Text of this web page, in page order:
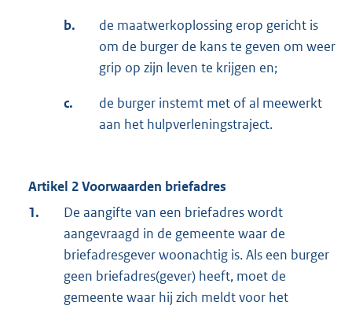
b.
de maatwerkoplossing erop gericht is
om de burger de kans te geven om weer
grip op zijn leven te krijgen en;
c.
de burger instemt met of al meewerkt
aan het hulpverleningstraject.
Artikel 2 Voorwaarden briefadres
1.
De aangifte van een briefadres wordt
aangevraagd in de gemeente waar de
briefadresgever woonachtig is. Als een burger
geen briefadres(gever) heeft, moet de
gemeente waar hij zich meldt voor het